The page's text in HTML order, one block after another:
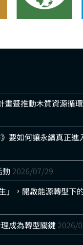
畫暨推動木質資源循
要如何讓永續真正進
2026/07/29
」，開啟能源轉型下
成為轉型關鍵 2026/